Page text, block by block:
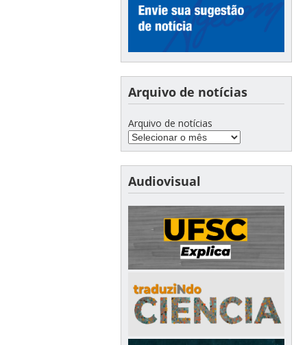
Arquivo de notícias
Arquivo de notícias
Audiovisual